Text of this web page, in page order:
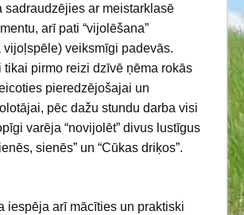
sadraudzējies ar meistarklasē
arī pati “vijolēšana”
vijoļspēle) veiksmīgi padevās.
tikai pirmo reizi dzīvē ņēma rokās
pieredzējošajai un
pēc dažu stundu darba visi
varēja “novijolēt” divus lustīgus
sienēs” un “Cūkas driķos”.
iespēja arī mācīties un praktiski